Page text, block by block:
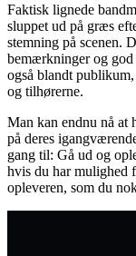
Faktisk lignede
sluppet ud på græs
stemning på scenen.
bemærkninger og
også blandt
og tilhørerne.
Man kan endnu nå at
på deres
gang til: Gå ud og
hvis du har mulighed
opleveren, som du